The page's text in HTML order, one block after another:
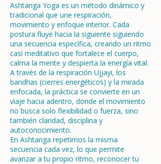
Ashtanga Yoga es un método dinámico y
tradicional que une respiración,
movimiento y enfoque interior. Cada
postura fluye hacia la siguiente siguiendo
una secuencia específica, creando un ritmo
casi meditativo que fortalece el cuerpo,
calma la mente y despierta la energía vital.
A través de la respiración Ujjayi, los
bandhas (cierres energéticos) y la mirada
enfocada, la práctica se convierte en un
viaje hacia adentro, donde el movimiento
no busca solo flexibilidad o fuerza, sino
también claridad, disciplina y
autoconocimiento.
En Ashtanga repetimos la misma
secuencia cada vez, lo que permite
avanzar a tu propio ritmo, reconocer tu